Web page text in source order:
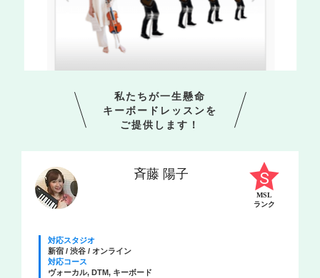
私たちが一生懸命
キーボードレッスンを
ご提供します！
斉藤 陽子
MSL
ランク
対応スタジオ
新宿 / 渋谷 / オンライン
対応コース
ヴォーカル, DTM, キーボード